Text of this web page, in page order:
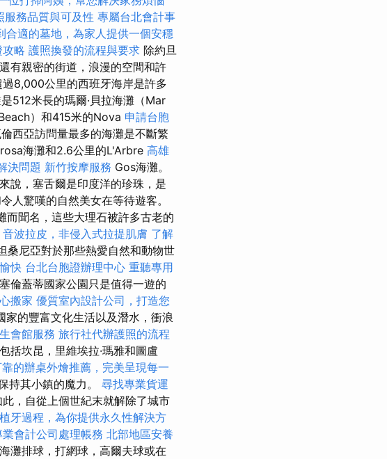
務品質與可及性 專屬台北會計事
合適的墓地，為家人提供一個安穩
略 護照換發的流程與要求 除約旦
有親密的街道，浪漫的空間和許
8,000公里的西班牙海岸是許多
512米長的瑪爾·貝拉海灘（Mar
）和415米的Nova 申請台胞
西亞訪問量最多的海灘是不斷繁
海灘和2.6公里的L'Arbre 高雄
決問題 新竹按摩服務 Gos海灘。
說，塞舌爾是印度洋的珍珠，是
人驚嘆的自然美女在等待遊客。
而聞名，這些大理石被許多古老的
音波拉皮，非侵入式拉提肌膚 了解
桑尼亞對於那些熱愛自然和動物世
快 台北台胞證辦理中心 重聽專用
倫蓋蒂國家公園只是值得一遊的
搬家 優質室內設計公司，打造您
家的豐富文化生活以及潛水，衝浪
會館服務 旅行社代辦護照的流程
括坎昆，里維埃拉·瑪雅和圖盧
的辦桌外燴推薦，完美呈現每一
持其小鎮的魔力。 尋找專業貨運
，自從上個世紀末就解除了城市
牙過程，為你提供永久性解決方
業會計公司處理帳務 北部地區安養
灘排球，打網球，高爾夫球或在